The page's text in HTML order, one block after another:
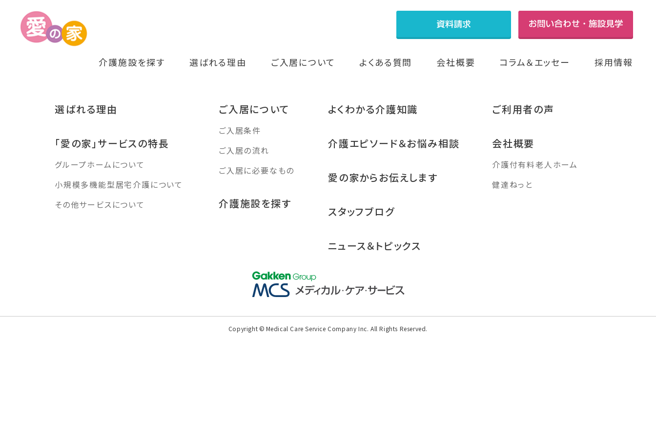
介護施設を探す 選ばれる理由 ご入居について よくある質問 会社概要 コラム＆エッセー 採用情報
選ばれる理由
「愛の家」サービスの特長
グループホームについて
小規模多機能型居宅介護について
その他サービスについて
ご入居について
ご入居条件
ご入居の流れ
ご入居に必要なもの
介護施設を探す
よくわかる介護知識
介護エピソード＆お悩み相談
愛の家からお伝えします
スタッフブログ
ニュース＆トピックス
ご利用者の声
会社概要
介護付有料老人ホーム
健達ねっと
Copyright © Medical Care Service Company Inc.All Rights Reserved.